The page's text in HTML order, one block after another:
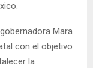
Mara
con el objetivo
la